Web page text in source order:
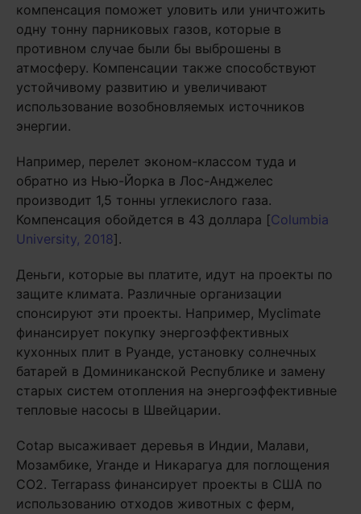
компенсация поможет уловить или уничтожить
одну тонну парниковых газов, которые в
противном случае были бы выброшены в
атмосферу. Компенсации также способствуют
устойчивому развитию и увеличивают
использование возобновляемых источников
энергии.
Например, перелет эконом-классом туда и
обратно из Нью-Йорка в Лос-Анджелес
производит 1,5 тонны углекислого газа.
Компенсация обойдется в 43 доллара [Columbia
University, 2018].
Деньги, которые вы платите, идут на проекты по
защите климата. Различные организации
спонсируют эти проекты. Например, Myclimate
финансирует покупку энергоэффективных
кухонных плит в Руанде, установку солнечных
батарей в Доминиканской Республике и замену
старых систем отопления на энергоэффективные
тепловые насосы в Швейцарии.
Cotap высаживает деревья в Индии, Малави,
Мозамбике, Уганде и Никарагуа для поглощения
CO2. Terrapass финансирует проекты в США по
использованию отходов животных с ферм,